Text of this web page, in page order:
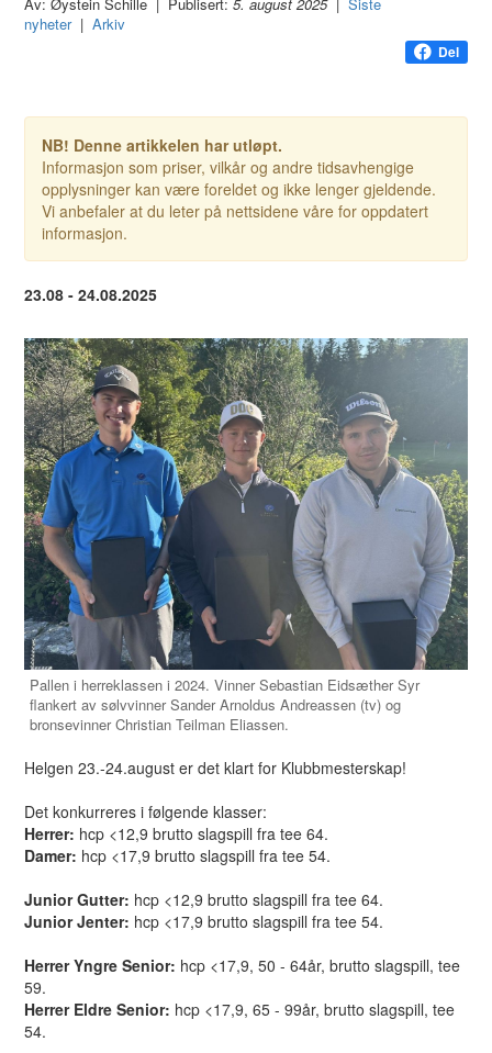
nyheter|Arkiv
Del
NB! Denne artikkelen har utløpt.
Informasjon som priser, vilkår og andre tidsavhengige
opplysninger kan være foreldet og ikke lenger gjeldende.
Vi anbefaler at du leter på nettsidene våre for oppdatert
informasjon.
23.08 - 24.08.2025
Pallen i herreklassen i 2024. Vinner Sebastian Eidsæther Syr
flankert av sølvvinner Sander Arnoldus Andreassen (tv) og
bronsevinner Christian Teilman Eliassen.
Helgen 23.-24.august er det klart for Klubbmesterskap!
Det konkurreres i følgende klasser:
Herrer: hcp <12,9 brutto slagspill fra tee 64.
Damer: hcp <17,9 brutto slagspill fra tee 54.
Junior Gutter: hcp <12,9 brutto slagspill fra tee 64.
Junior Jenter: hcp <17,9 brutto slagspill fra tee 54.
Herrer Yngre Senior: hcp <17,9, 50 - 64år, brutto slagspill, tee
59.
Herrer Eldre Senior: hcp <17,9, 65 - 99år, brutto slagspill, tee
54.